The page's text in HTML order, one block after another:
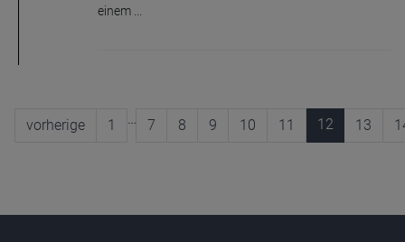
einem ...
vorherige 1 … 7 8 9 10 11 12 13